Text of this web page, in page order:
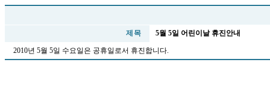
제 목 5월 5일 어린이날 휴진안내
2010년 5월 5일 수요일은 공휴일로서 휴진합니다.